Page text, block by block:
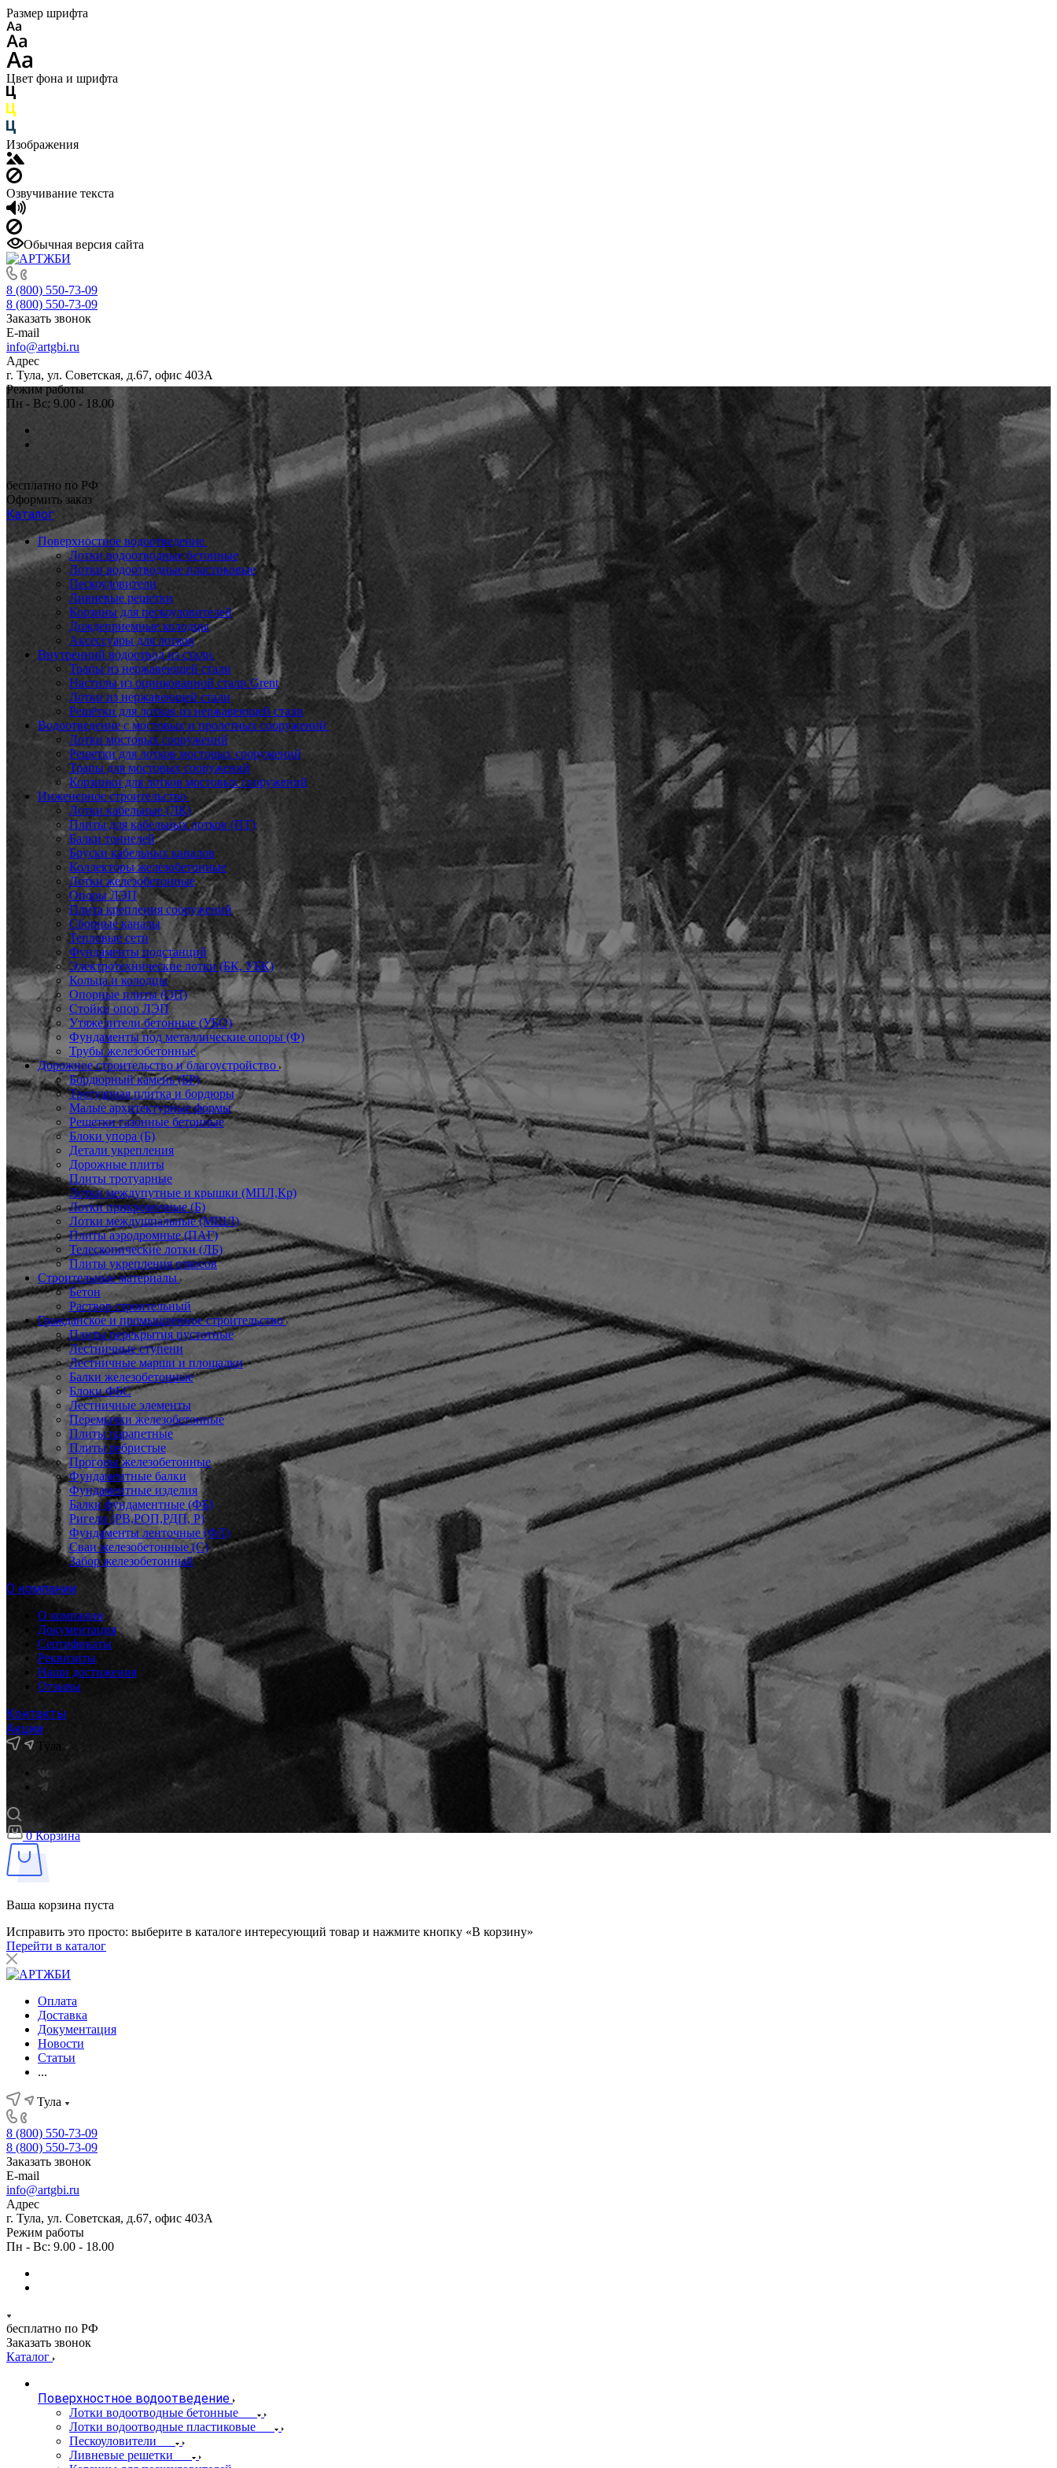
Размер шрифта
Цвет фона и шрифта
Изображения
Озвучивание текста
Обычная версия сайта
8 (800) 550-73-09
8 (800) 550-73-09
Заказать звонок
E-mail
info@artgbi.ru
Адрес
г. Тула, ул. Советская, д.67, офис 403А
Режим работы
Пн - Вс: 9.00 - 18.00
бесплатно по РФ
Оформить заказ
Каталог
Поверхностное водоотведение
Лотки водоотводные бетонные
Лотки водоотводные пластиковые
Пескоуловители
Ливневые решетки
Корзины для пескоуловителей
Дождеприемные колодцы
Аксессуары для лотков
Внутренний водоотвод из стали
Трапы из нержавеющей стали
Настилы из оцинкованной стали Grent
Лотки из нержавеющей стали
Решётки для лотков из нержавеющей стали
Водоотведение с мостовых и пролетных сооружений
Лотки мостовых сооружений
Решетки для лотков мостовых сооружений
Трапы для мостовых сооружений
Корзинки для лотков мостовых сооружений
Инженерное строительство
Лотки кабельные (ЛК)
Плиты для кабельных лотков (ПТ)
Балки тоннелей
Бруски кабельных каналов
Коллекторы железобетонные
Лотки железобетонные
Опоры ЛЭП
Плита крепления сооружений
Сборные каналы
Тепловые сети
Фундаменты подстанций
Электротехнические лотки (БК, УБК)
Кольца и колодцы
Опорные плиты (ОП)
Стойки опор ЛЭП
Утяжелители бетонные (УБО)
Фундаменты под металлические опоры (Ф)
Трубы железобетонные
Дорожное строительство и благоустройство
Бордюрный камень (БР)
Тротуарная плитка и бордюры
Малые архитектурные формы
Решетки газонные бетонные
Блоки упора (Б)
Детали укрепления
Дорожные плиты
Плиты тротуарные
Лотки междупутные и крышки (МПЛ,Кр)
Лотки прикромочные (Б)
Лотки междушпальные (МШЛ)
Плиты аэродромные (ПАГ)
Телескопические лотки (ЛБ)
Плиты укрепления откосов
Строительные материалы
Бетон
Раствор строительный
Гражданское и промышленное строительство
Плиты перекрытия пустотные
Лестничные ступени
Лестничные марши и площадки
Балки железобетонные
Блоки ФБС
Лестничные элементы
Перемычки железобетонные
Плиты парапетные
Плиты ребристые
Прогоны железобетонные
Фундаментные балки
Фундаментные изделия
Балки фундаментные (ФБ)
Ригели (РВ,РОП,РДП, Р)
Фундаменты ленточные (ФЛ)
Сваи железобетонные (С)
Забор железобетонный
О компании
О компании
Документация
Сертификаты
Реквизиты
Наши достижения
Отзывы
Контакты
Акции
Тула
0 Корзина
Ваша корзина пуста
Исправить это просто: выберите в каталоге интересующий товар и нажмите кнопку «В корзину»
Перейти в каталог
Оплата
Доставка
Документация
Новости
Статьи
...
Тула
8 (800) 550-73-09
8 (800) 550-73-09
Заказать звонок
E-mail
info@artgbi.ru
Адрес
г. Тула, ул. Советская, д.67, офис 403А
Режим работы
Пн - Вс: 9.00 - 18.00
бесплатно по РФ
Заказать звонок
Каталог
Поверхностное водоотведение
Лотки водоотводные бетонные
Лотки водоотводные пластиковые
Пескоуловители
Ливневые решетки